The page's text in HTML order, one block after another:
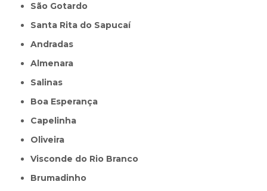
São Gotardo
Santa Rita do Sapucaí
Andradas
Almenara
Salinas
Boa Esperança
Capelinha
Oliveira
Visconde do Rio Branco
Brumadinho